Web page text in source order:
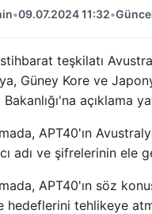
•09.07.2024 11:32•
teşkilatı
Güney Kore ve
açıklama
APT40'ın
adı ve şifrelerinin
APT40'ın söz
hedeflerini tehlikeye